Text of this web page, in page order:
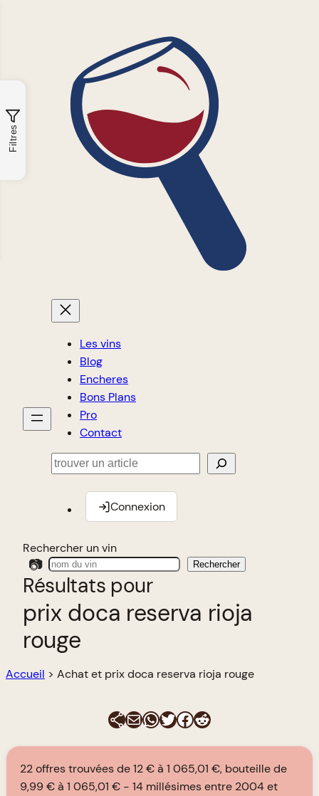
Les vins
Blog
Encheres
Bons Plans
Pro
Contact
Rechercher
Connexion
Rechercher un vin
📷 Rechercher
Résultats pour
prix doca reserva rioja
rouge
Accueil > Achat et prix doca reserva rioja rouge
E-mailWhatsApp
Twitter
Facebook
Reddit
22 offres trouvées de 12 € à 1 065,01 €, bouteille de
9,99 € à 1 065,01 €
14 millésimes entre 2004 et
Filtres